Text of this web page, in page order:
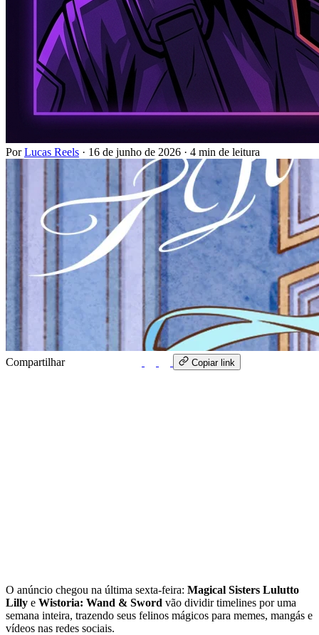
PorLucas Reels · 16 de junho de 2026 · 4 min de leitura
Compartilhar Copiar link
O anúncio chegou na última sexta-feira: Magical Sisters Lulutto
Lilly e Wistoria: Wand & Sword vão dividir timelines por uma
semana inteira, trazendo seus felinos mágicos para memes, mangás e
vídeos nas redes sociais.